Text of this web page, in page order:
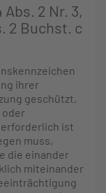
2 Nr. 3,
2 Buchst. c
ihrer
geschützt,
oder
ist
muss,
die einander
miteinander